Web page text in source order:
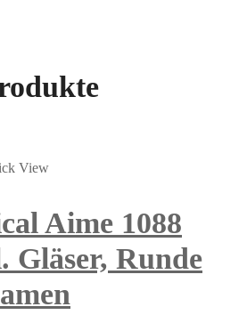
View
Aime 1088
Gläser, Runde